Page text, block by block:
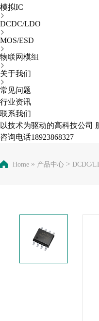
模拟IC
DCDC/LDO
MOS/ESD
物联网模组
关于我们
常见问题
行业资讯
联系我们
以技术为驱动的高科技公司
咨询电话18923868327
Home » 产品中心 > DCDC/